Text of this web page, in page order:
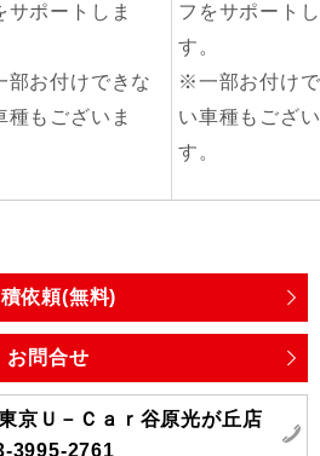
サポートしま
お付けできな
種もございま
フをサポート
す。
※一部お付け
い車種もござ
す。
積依頼(無料)
お問合せ
京Ｕ－Ｃａｒ谷原光が丘店
3995-2761